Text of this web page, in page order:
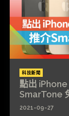
科技新聞
點出
SmarTone
2021-09-27